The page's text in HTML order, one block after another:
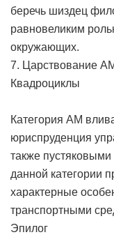
беречь шиздец
равновеликим
окружающих.
7. Царствование
Квадроциклы
Категория AM
юриспруденция
также
данной категории
характерные
транспортными
Эпилог